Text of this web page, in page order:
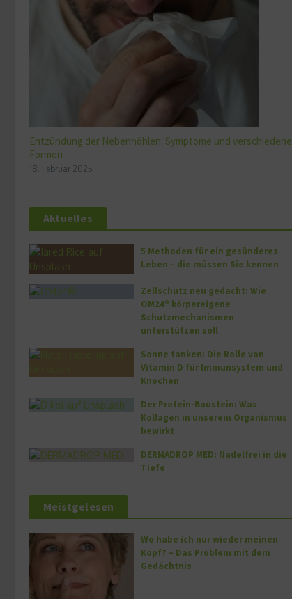
Entzündung der Nebenhöhlen: Symptome und verschiedene
Formen
18. Februar 2025
Aktuelles
5 Methoden für ein gesünderes
Leben – die müssen Sie kennen
Zellschutz neu gedacht: Wie
OM24® körpereigene
Schutzmechanismen
unterstützen soll
Sonne tanken: Die Rolle von
Vitamin D für Immunsystem und
Knochen
Der Protein-Baustein: Was
Kollagen in unserem Organismus
bewirkt
DERMADROP MED: Nadelfrei in die
Tiefe
Meistgelesen
Wo habe ich nur wieder meinen
Kopf? – Das Problem mit dem
Gedächtnis